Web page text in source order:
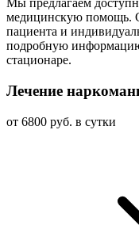
Мы предлагаем
медицинскую помощь.
пациента и
подробную
стационаре.
Лечение
от 6800 руб. в сутки